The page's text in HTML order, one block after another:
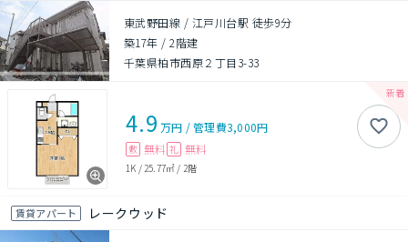
東武野田線 / 江戸川台駅 徒歩9分
築17年 /2階建
千葉県柏市西原２丁目3-33
4.9 万円 /管理費3,000円
敷 無料 礼 無料
1K / 25.77㎡ / 2階
賃貸アパート レークウッド